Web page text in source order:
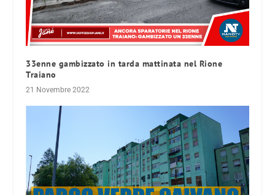
33enne gambizzato in tarda mattinata nel Rione
Traiano
21 Novembre 2022